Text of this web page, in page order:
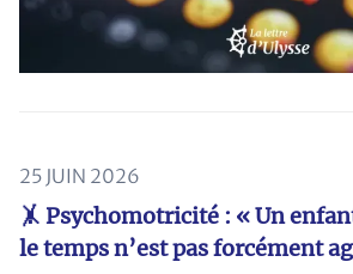
25 JUIN 2026
🤸 Psychomotricité : « Un
le temps n’est pas forcément